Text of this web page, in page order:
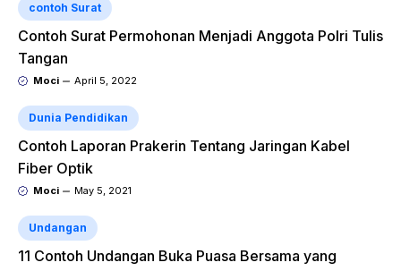
contoh Surat
Contoh Surat Permohonan Menjadi Anggota Polri Tulis
Tangan
Moci April 5, 2022
Dunia Pendidikan
Contoh Laporan Prakerin Tentang Jaringan Kabel
Fiber Optik
Moci May 5, 2021
Undangan
11 Contoh Undangan Buka Puasa Bersama yang